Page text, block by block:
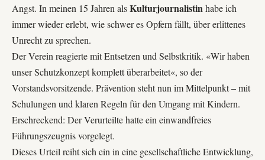
Angst. In meinen 15 Jahren alsKulturjournalistinhabe ich
immer wieder erlebt, wie schwer es Opfern fällt, über erlittenes
Unrecht zu sprechen.
Der Verein reagierte mit Entsetzen und Selbstkritik. «Wir haben
unserSchutzkonzept komplett überarbeitet«, so der
Vorstandsvorsitzende. Prävention steht nun im Mittelpunkt – mit
Schulungen und klaren Regeln für den Umgang mit Kindern.
Erschreckend: Der Verurteilte hatte ein einwandfreies
Führungszeugnis vorgelegt.
Dieses Urteil reiht sich ein in eine gesellschaftliche Entwicklung,